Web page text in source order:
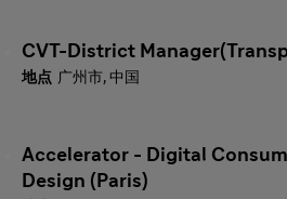
CVT-District
广州市, 中国
Accelerator - Digital
Design (Paris)